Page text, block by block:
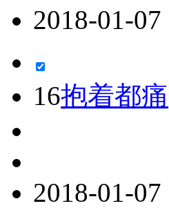
2018-01-07
16抱着都痛
2018-01-07